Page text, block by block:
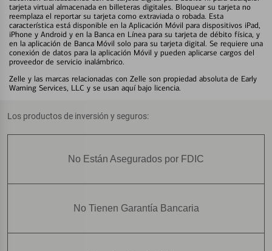
tarjeta virtual almacenada en billeteras digitales. Bloquear su tarjeta no
reemplaza el reportar su tarjeta como extraviada o robada. Esta
característica está disponible en la Aplicación Móvil para dispositivos iPad,
iPhone y Android y en la Banca en Línea para su tarjeta de débito física, y
en la aplicación de Banca Móvil solo para su tarjeta digital. Se requiere una
conexión de datos para la aplicación Móvil y pueden aplicarse cargos del
proveedor de servicio inalámbrico.
Zelle y las marcas relacionadas con Zelle son propiedad absoluta de Early
Warning Services, LLC y se usan aquí bajo licencia.
Los productos de inversión y seguros:
No Están Asegurados por FDIC
No Tienen Garantía Bancaria